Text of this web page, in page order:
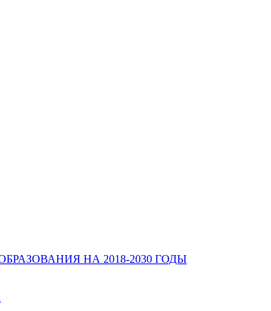
НА 2018-2030 ГОДЫ